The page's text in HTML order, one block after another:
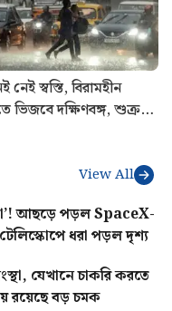
নেই স্বস্তি, বিরামহীন
ভিজবে দক্ষিণবঙ্গ, শুক্রবার
View All
আছড়ে পড়ল SpaceX-
ধরা পড়ল দৃশ্য
যেখানে চাকরি করতে
রয়েছে বড় চমক